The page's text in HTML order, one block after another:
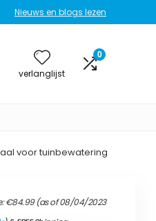
Nieuws en blogs lezen
verlanglijst
0
voor tuinbewatering
€84.99(as of 08/04/2023